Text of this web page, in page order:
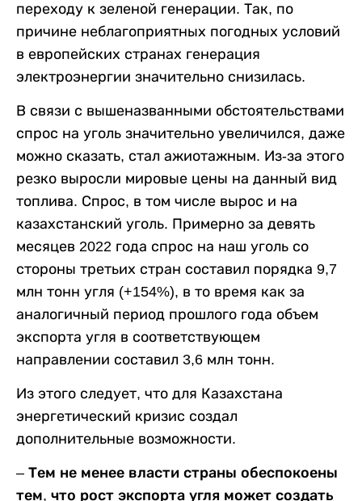
переходу к зеленой генерации. Так, по
причине неблагоприятных погодных условий
в европейских странах генерация
электроэнергии значительно снизилась.
В связи с вышеназванными обстоятельствами
спрос на уголь значительно увеличился, даже
можно сказать, стал ажиотажным. Из-за этого
резко выросли мировые цены на данный вид
топлива. Спрос, в том числе вырос и на
казахстанский уголь. Примерно за девять
месяцев 2022 года спрос на наш уголь со
стороны третьих стран составил порядка 9,7
млн тонн угля (+154%), в то время как за
аналогичный период прошлого года объем
экспорта угля в соответствующем
направлении составил 3,6 млн тонн.
Из этого следует, что для Казахстана
энергетический кризис создал
дополнительные возможности.
– Тем не менее власти страны обеспокоены
тем, что рост экспорта угля может создать